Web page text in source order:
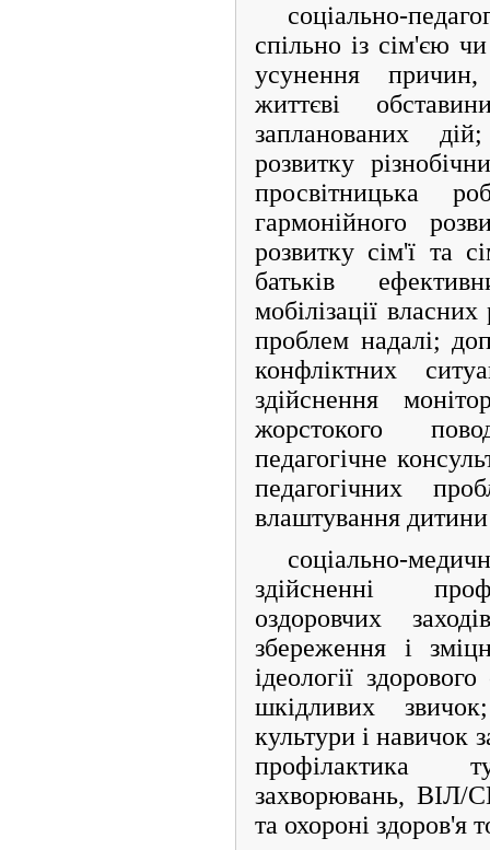
соціально-
спільно із сім'єю
усунення
життєві
запланованих
розвитку
просвітницька
гармонійного
розвитку сім'ї та
батьків
мобілізації
проблем надалі;
конфліктних
здійснення
жорстокого
педагогічне
педагогічних
влаштування
соціально-
здійсненні
оздоровчих
збереження і
ідеології
шкідливих
культури і навичок
профілактика
захворювань, ВІЛ/
та охороні здоров'я